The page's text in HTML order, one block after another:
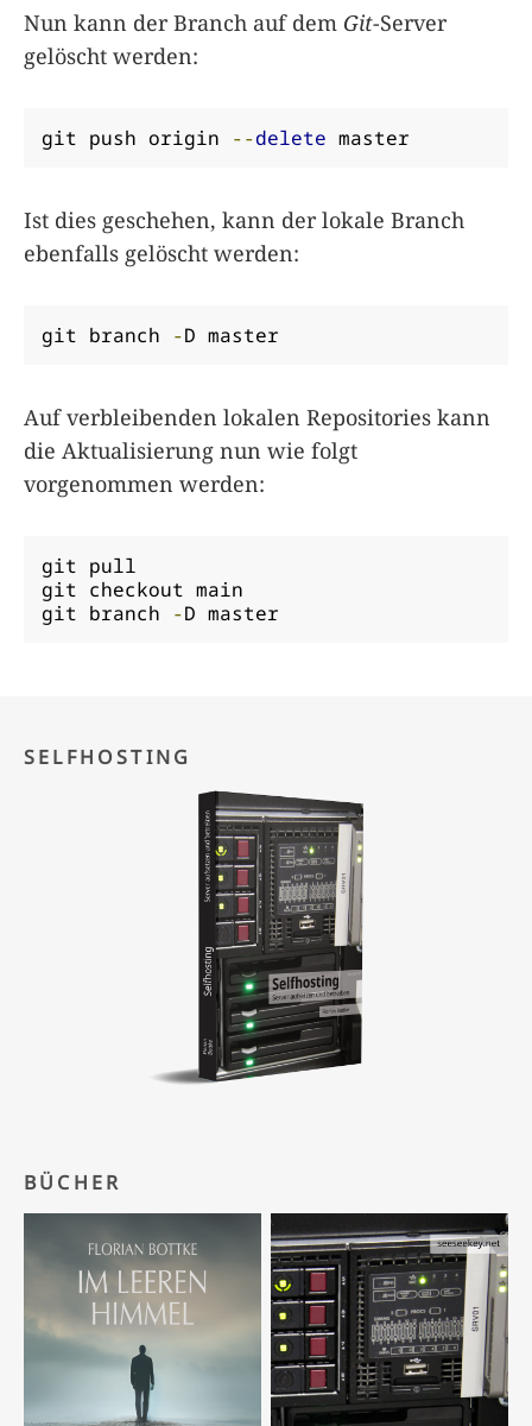
Nun kann der Branch auf dem Git-Server
gelöscht werden:
git push origin --delete master
Ist dies geschehen, kann der lokale Branch
ebenfalls gelöscht werden:
git branch -D master
Auf verbleibenden lokalen Repositories kann
die Aktualisierung nun wie folgt
vorgenommen werden:
git pull
git checkout main
git branch -D master
SELFHOSTING
BÜCHER